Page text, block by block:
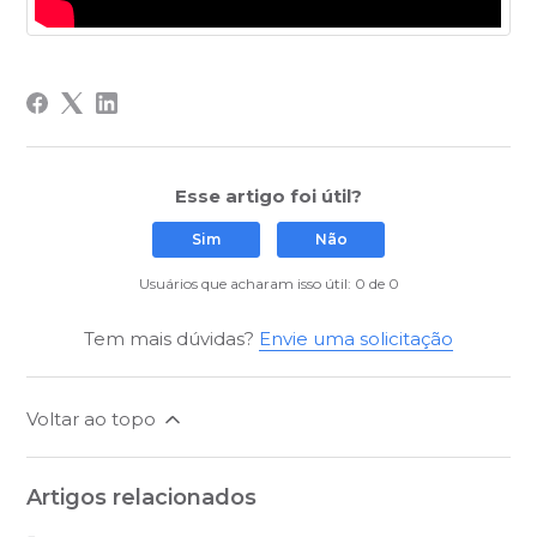
Esse artigo foi útil?
Sim Não
Usuários que acharam isso útil: 0 de 0
Tem mais dúvidas? Envie uma solicitação
Voltar ao topo
Artigos relacionados